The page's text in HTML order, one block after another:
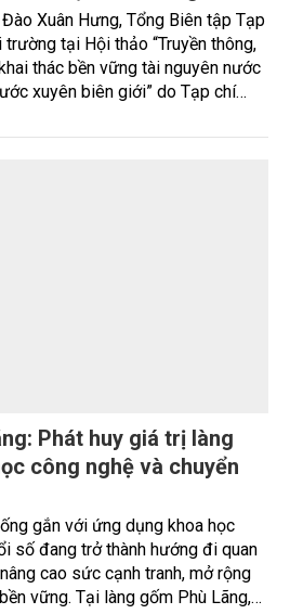
thác bền vững tài nguyên nước
xuyên biên giới” do Tạp chí
phối hợp với Sở Nông nghiệp
tổ chức ngày 10/7/2026. Hội
của hơn 100 đại biểu là lãnh đạo
nghiệp và Môi trường, chuyên
nghiệp và Môi trường tỉnh Lai